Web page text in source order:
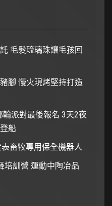
毛髮琉璃珠讓毛孩回
腳 慢火現烤堅持打造
派對最後報名 3天2夜
船
畜牧專用保全機器人
培訓營 運動中陶冶品